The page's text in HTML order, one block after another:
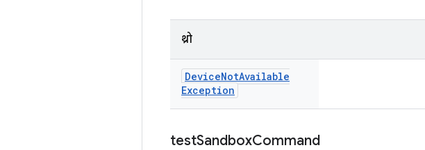
थ्रो
DeviceNotAvailable
Exception
testSandboxCommand